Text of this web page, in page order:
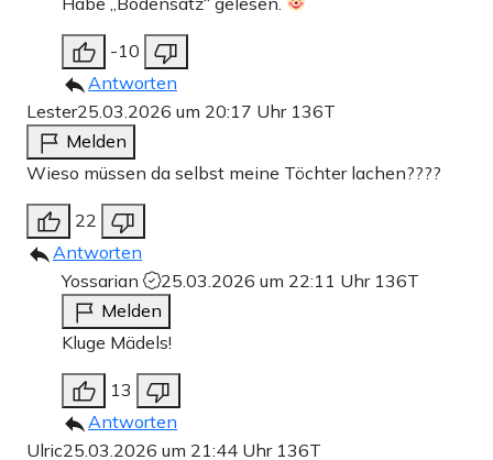
-10
Antworten
Lester25.03.2026 um 20:17 Uhr 136T
Melden
Wieso müssen da selbst meine Töchter lachen????
22
Antworten
Yossarian
25.03.2026 um 22:11 Uhr 136T
Melden
Kluge Mädels!
13
Antworten
Ulric25.03.2026 um 21:44 Uhr 136T